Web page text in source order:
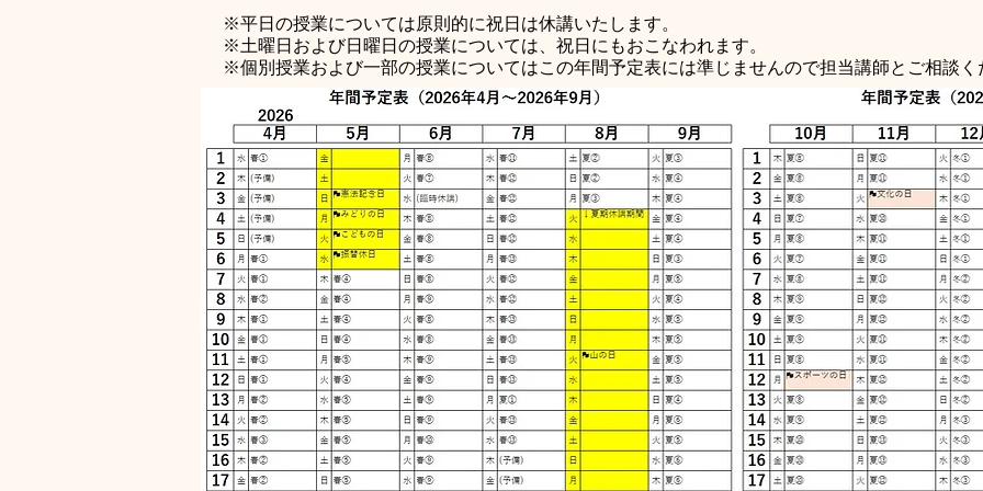
※平日の授業については原則的に祝日は休講いたします。
※土曜日および日曜日の授業については、祝日にもおこなわれます。
※個別授業および一部の授業についてはこの年間予定表には準じませんので担当講師とご相談く